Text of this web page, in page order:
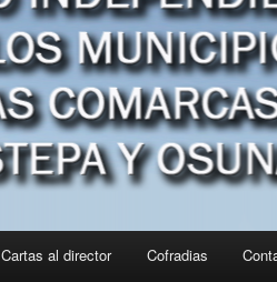
Cartas al director Cofradias